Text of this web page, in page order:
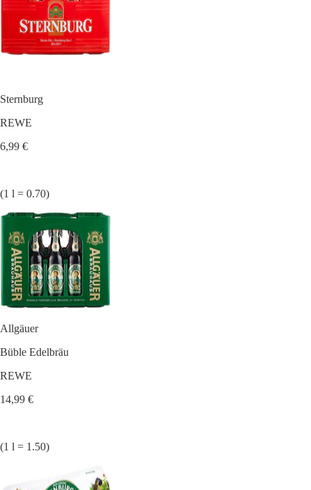
Sternburg
REWE
6,99 €
(1 l = 0.70)
Allgäuer
Büble Edelbräu
REWE
14,99 €
(1 l = 1.50)